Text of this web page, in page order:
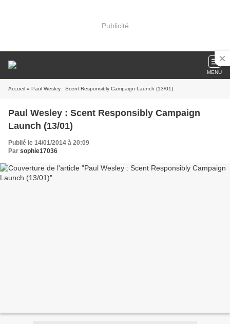
Publicité
MENU
Accueil » Paul Wesley : Scent Responsibly Campaign Launch (13/01)
Paul Wesley : Scent Responsibly Campaign
Launch (13/01)
Publié le 14/01/2014 à 20:09
Par sophie17036